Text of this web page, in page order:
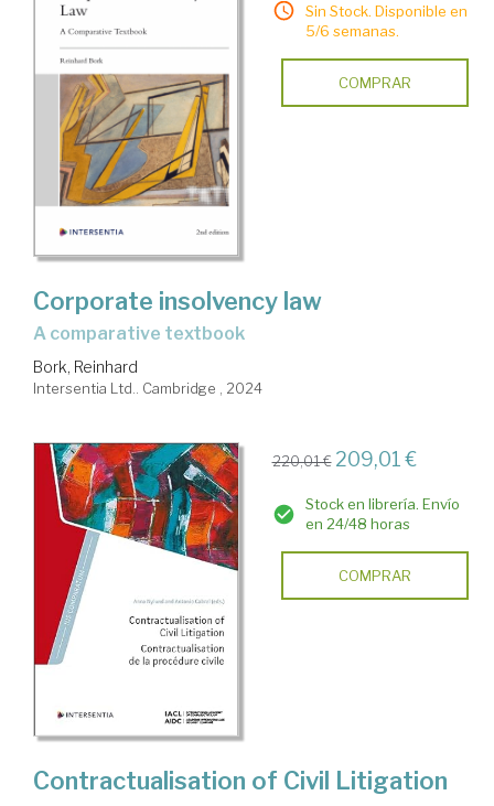
Sin Stock. Disponible en
5/6 semanas.
COMPRAR
Corporate insolvency law
a comparative textbook
Bork, Reinhard
Intersentia Ltd.. Cambridge , 2024
220,01 € 209,01 €
Stock en librería. Envío
en 24/48 horas
COMPRAR
Contractualisation of Civil Litigation